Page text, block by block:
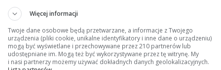
w 22 Maja 2019, 22:32 10s
na przyszłość... jak ktoś zamawia Merca z pakietem opon zimowych dostaje tylne felgi
wymiar ogumienia na obu osiach(musi być takie samo)
to prawda. Co do szerokości samych kół tak - opona 245 mm ale jest inne ET
Więcej informacji
Twoje dane osobowe będą przetwarzane, a informacje z Twojego
urządzenia (pliki cookie, unikalne identyfikatory i inne dane o urządzeniu)
mogą być wyświetlane i przechowywane przez 210 partnerów lub
udostępniane im. Mogą też być wykorzystywane przez tę witrynę. My
i nasi partnerzy możemy używać dokładnych danych geolokalizacyjnych.